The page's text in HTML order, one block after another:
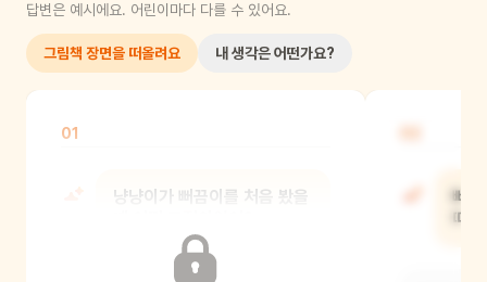
답변은 예시에요. 어린이마다 다를 수 있어요.
그림책 장면을 떠올려요 내 생각은 어떤가요?
01
냥냥이가 뻐끔이를 처음 봤을
뻐
때